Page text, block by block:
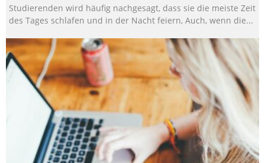
Studierenden wird häufig nachgesagt, dass sie die meiste Zeit
des Tages schlafen und in der Nacht feiern, Auch, wenn die...